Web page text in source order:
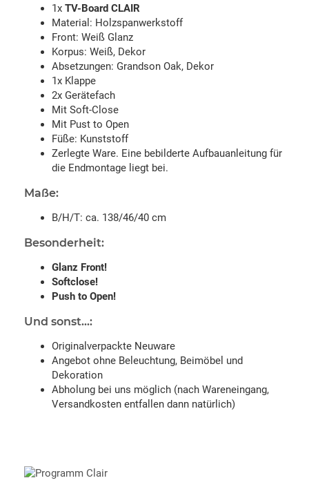
1x TV-Board CLAIR
Material: Holzspanwerkstoff
Front: Weiß Glanz
Korpus: Weiß, Dekor
Absetzungen: Grandson Oak, Dekor
1x Klappe
2x Gerätefach
Mit Soft-Close
Mit Pust to Open
Füße: Kunststoff
Zerlegte Ware. Eine bebilderte Aufbauanleitung für
die Endmontage liegt bei.
Maße:
B/H/T: ca. 138/46/40 cm
Besonderheit:
Glanz Front!
Softclose!
Push to Open!
Und sonst...:
Originalverpackte Neuware
Angebot ohne Beleuchtung, Beimöbel und
Dekoration
Abholung bei uns möglich (nach Wareneingang,
Versandkosten entfallen dann natürlich)